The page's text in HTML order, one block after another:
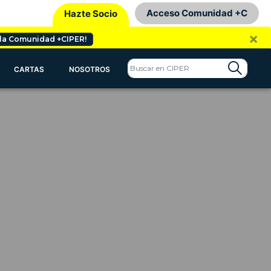
Hazte Socio Acceso Comunidad +C
la Comunidad +CIPER! ×
CARTAS NOSOTROS